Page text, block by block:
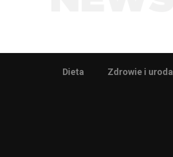
Dieta Zdrowie i uroda